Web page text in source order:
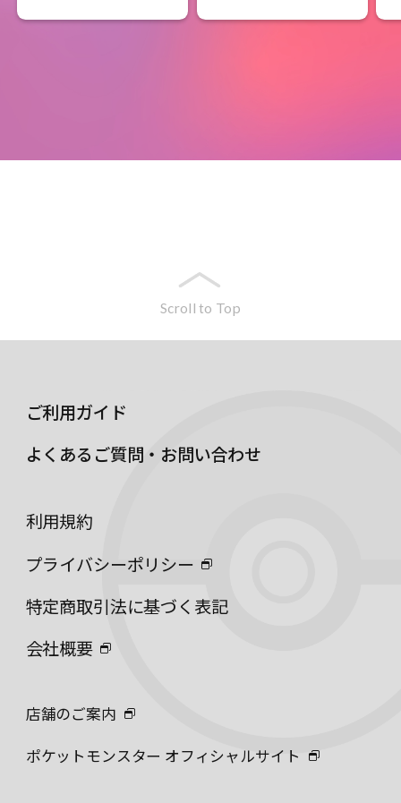
Scroll to Top
ご利用ガイド
よくあるご質問・お問い合わせ
利用規約
プライバシーポリシー
特定商取引法に基づく表記
会社概要
店舗のご案内
ポケットモンスター オフィシャルサイト